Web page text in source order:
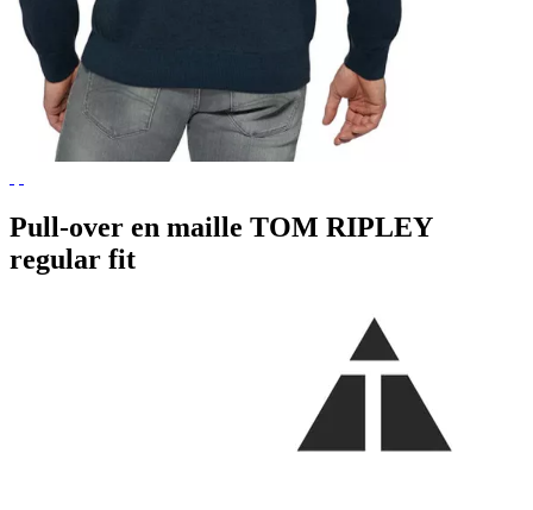
Pull-over en maille TOM RIPLEY
regular fit